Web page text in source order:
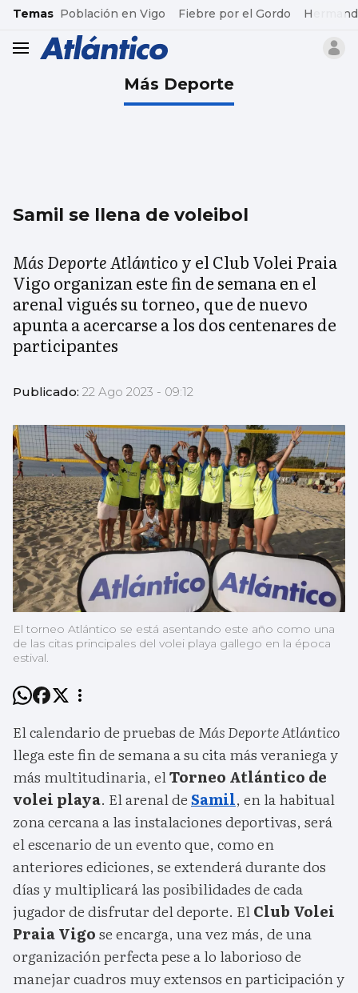
common.go-to-content
Temas Población en Vigo Fiebre por el Gordo
header.menu.open
Más Deporte
Samil se llena de voleibol
Más Deporte Atlántico y el Club Volei Praia
Vigo organizan este fin de semana en el
arenal vigués su torneo, que de nuevo
apunta a acercarse a los dos centenares de
participantes
Publicado: 22 Ago 2023 - 09:12
El torneo Atlántico se está asentando este año como una
de las citas principales del volei playa gallego en la época
estival.
El calendario de pruebas de Más Deporte Atlántico
llega este fin de semana a su cita más veraniega y
más multitudinaria, elTorneo Atlántico de
volei playa. El arenal deSamil, en la habitual
zona cercana a las instalaciones deportivas, será
el escenario de un evento que, como en
anteriores ediciones, se extenderá durante dos
días y multiplicará las posibilidades de cada
jugador de disfrutar del deporte. ElClub Volei
Praia Vigose encarga, una vez más, de una
organización perfecta pese a lo laborioso de
manejar cuadros muy extensos en participación y